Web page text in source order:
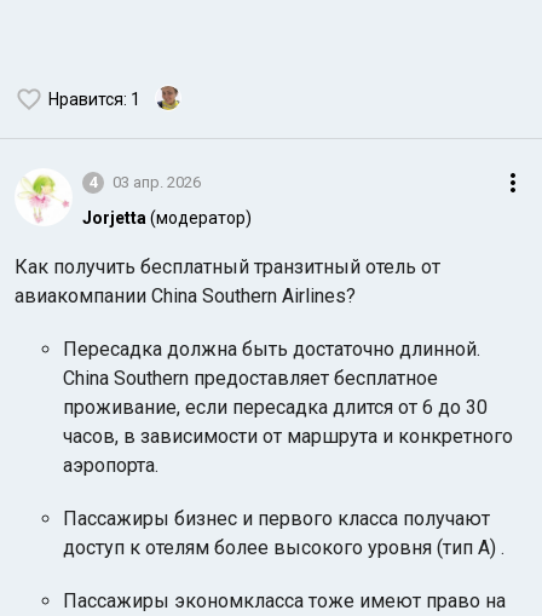
Нравится: 1
4 03 апр. 2026
Jorjetta (модератор)
Как получить бесплатный транзитный отель от
авиакомпании China Southern Airlines?
Пересадка должна быть достаточно длинной.
China Southern предоставляет бесплатное
проживание, если пересадка длится от 6 до 30
часов, в зависимости от маршрута и конкретного
аэропорта.
Пассажиры бизнес и первого класса получают
доступ к отелям более высокого уровня (тип A) .
Пассажиры экономкласса тоже имеют право на